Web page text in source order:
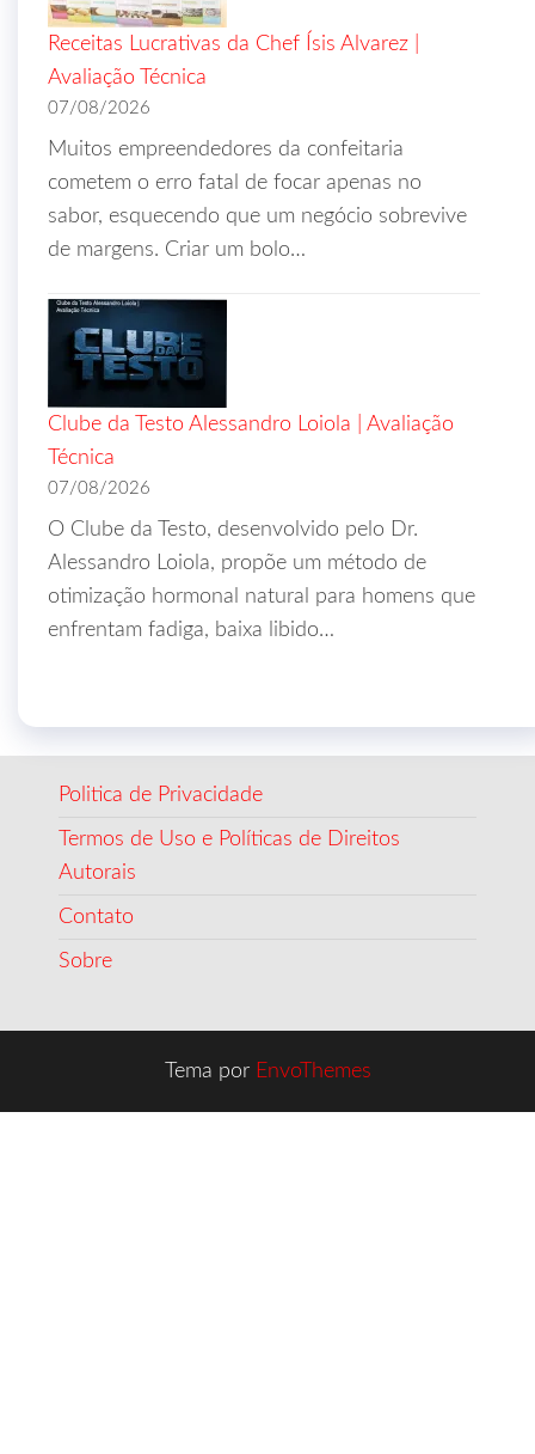
Receitas Lucrativas da Chef Ísis Alvarez |
Avaliação Técnica
07/08/2026
Muitos empreendedores da confeitaria
cometem o erro fatal de focar apenas no
sabor, esquecendo que um negócio sobrevive
de margens. Criar um bolo…
Clube da Testo Alessandro Loiola | Avaliação
Técnica
07/08/2026
O Clube da Testo, desenvolvido pelo Dr.
Alessandro Loiola, propõe um método de
otimização hormonal natural para homens que
enfrentam fadiga, baixa libido…
Politica de Privacidade
Termos de Uso e Políticas de Direitos
Autorais
Contato
Sobre
Tema por EnvoThemes